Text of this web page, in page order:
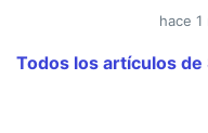
hace 1
Todos los artículos